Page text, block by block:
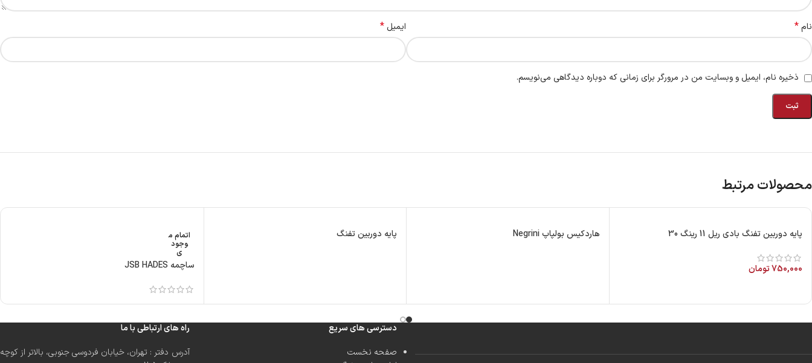
نام* ایمیل *
ذخیره نام، ایمیل و وبسایت من در مرورگر برای زمانی که دوباره دیدگاهی می‌نویسم.
محصولات مرتبط
پایه دوربین تفنگ بادی ریل 11 رینگ 30
750,000تومان
هاردکیس بولپاپ Negrini پایه دوربین تفنگ اتمام م
وجود
ی
ساچمه JSB HADES
دسترسی های سریع
صفحه نخست
راه های ارتباطی با ما
آدرس دفتر : تهران، خیابان فردوسی جنوبی، بالاتر از کوچه